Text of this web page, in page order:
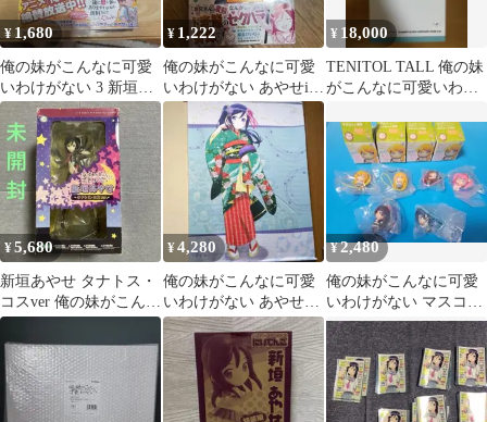
¥ 1,680
俺の妹がこんなに可愛
いわけがない 3 新垣あ
やせフィギュア付き特
装版
¥ 1,222
俺の妹がこんなに可愛
いわけがない あやせif
1巻
¥ 18,000
TENITOL TALL 俺の妹
がこんなに可愛いわけ
着…
¥5,680
新垣あやせ タナトス・
コスver 俺の妹がこんな
に可愛いわけがない フ
ィギュア
¥4,280
俺の妹がこんなに可愛
いわけがない あやせタ
ペストリー カーテン
魂
¥2,480
俺の妹がこんなに可愛
いわけがない マスコッ
ト根付 6種